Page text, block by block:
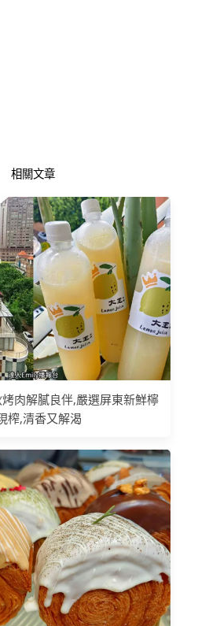
相關文章
肉解膩良伴,嚴選屏東新鮮檸
榨,清香又解渴